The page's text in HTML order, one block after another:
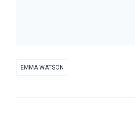
EMMA WATSON